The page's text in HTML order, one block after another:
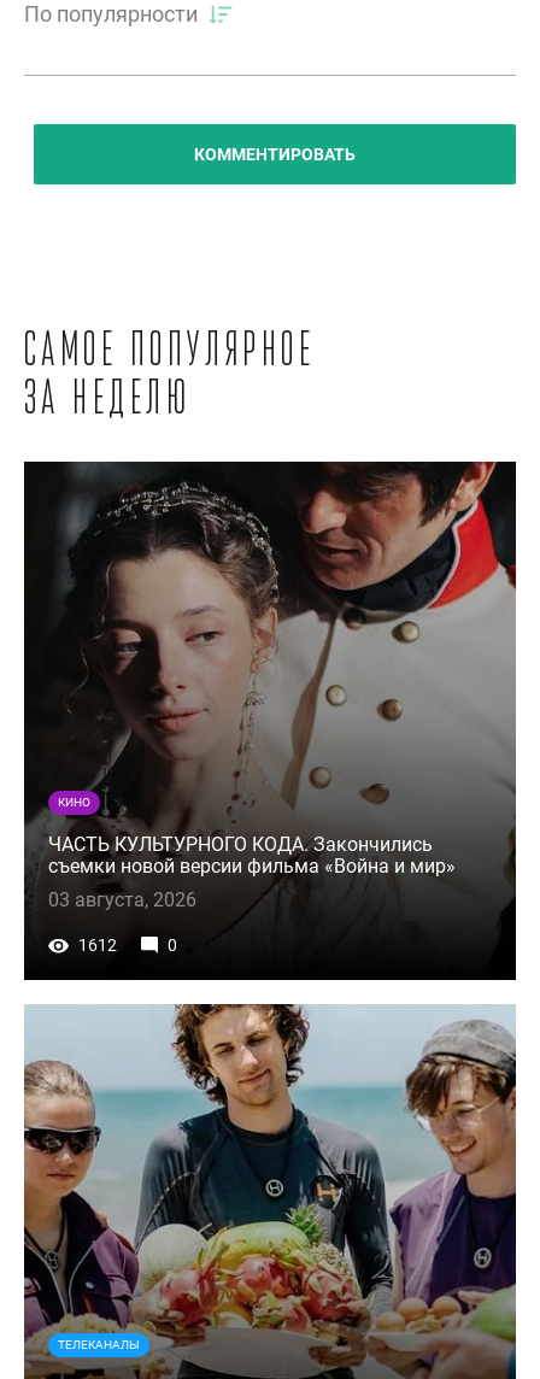
По популярности
КОММЕНТИРОВАТЬ
Самое популярное
за неделю
КИНО
ЧАСТЬ КУЛЬТУРНОГО КОДА. Закончились
съемки новой версии фильма «Война и мир»
03 августа, 2026
1612 0
ТЕЛЕКАНАЛЫ